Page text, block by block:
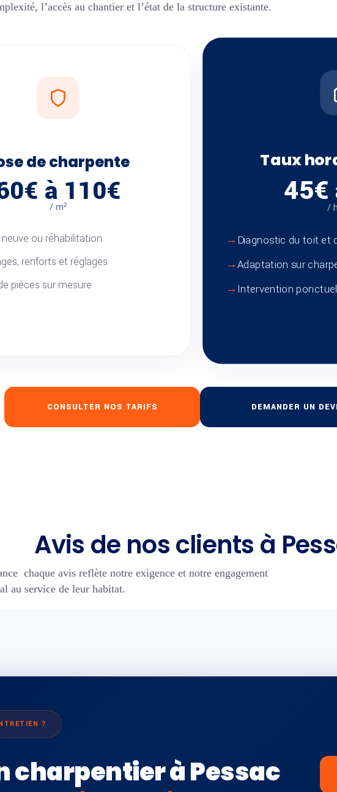
l’accès au chantier et l’état de la structure existante.
de charpente
à 110€
/ m²
ou réhabilitation
renforts et réglages
pièces sur mesure
Taux
45€/
Diagnostic du toit et
Adaptation sur
Intervention
CONSULTER NOS TARIFS DEMANDER UN
Avis de nos clients à
chaque avis reflète notre exigence et notre engagement
au service de leur habitat.
?
charpentier à Pessac